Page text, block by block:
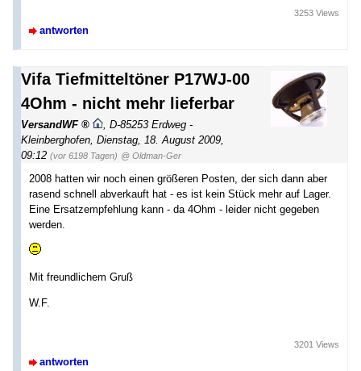
antworten
3253 Views
Vifa Tiefmitteltöner P17WJ-00
4Ohm - nicht mehr lieferbar
VersandWF , D-85253 Erdweg -
Kleinberghofen, Dienstag, 18. August 2009,
09:12 (vor 6198 Tagen) @ Oldman-Ger
2008 hatten wir noch einen größeren Posten, der sich dann aber
rasend schnell abverkauft hat - es ist kein Stück mehr auf Lager.
Eine Ersatzempfehlung kann - da 4Ohm - leider nicht gegeben
werden.
Mit freundlichem Gruß
W.F.
antworten
3201 Views